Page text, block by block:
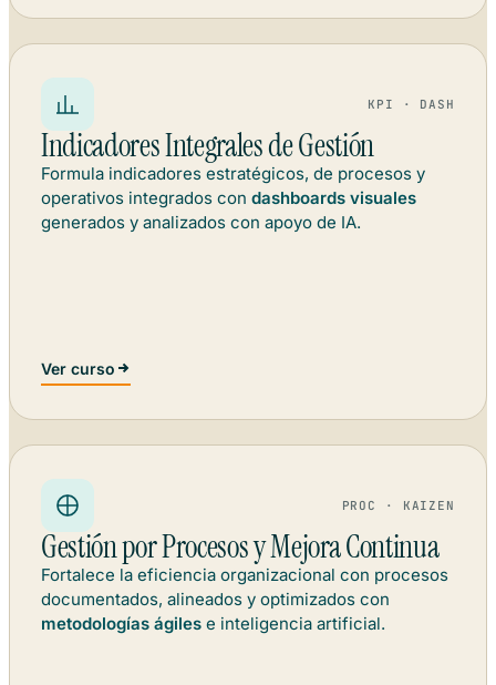
KPI · DASH
Indicadores Integrales de Gestión
Formula indicadores estratégicos, de procesos y
operativos integrados con dashboards visuales
generados y analizados con apoyo de IA.
Ver curso
PROC · KAIZEN
Gestión por Procesos y Mejora Continua
Fortalece la eficiencia organizacional con procesos
documentados, alineados y optimizados con
metodologías ágiles e inteligencia artificial.